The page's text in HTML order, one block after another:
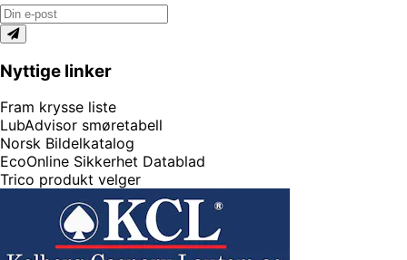
Nyttige linker
Fram krysse liste
LubAdvisor smøretabell
Norsk Bildelkatalog
EcoOnline Sikkerhet Datablad
Trico produkt velger